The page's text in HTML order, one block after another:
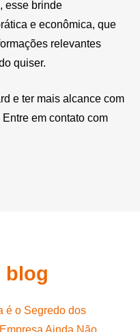
esse brinde
e econômica, que
relevantes
quiser.
e ter mais alcance com
em contato com
blog